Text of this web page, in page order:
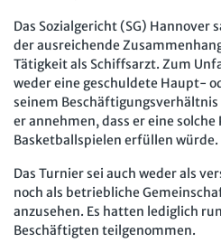
Das Sozialgericht (SG) Hannover
der ausreichende
Tätigkeit als Schiffsarzt. Zum
weder eine geschuldete Haupt-
seinem
er annehmen, dass er eine
Basketballspielen erfüllen würde.
Das Turnier sei auch weder als
noch als betriebliche
anzusehen. Es hatten lediglich
Beschäftigten teilgenommen.